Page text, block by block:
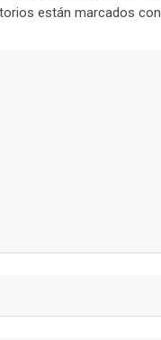
están marcados con